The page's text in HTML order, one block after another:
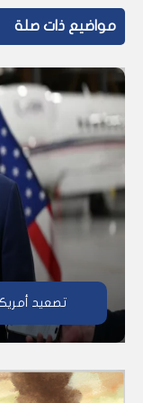
مواضيع ذات صلة
تصعيد